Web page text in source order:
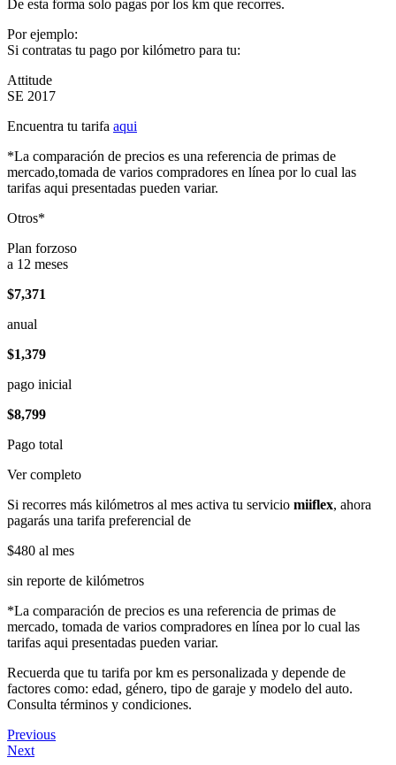
De esta forma solo pagas por los km que recorres.
Por ejemplo:
Si contratas tu pago por kilómetro para tu:
Attitude
SE 2017
Encuentra tu tarifa aqui
*La comparación de precios es una referencia de primas de
mercado,tomada de varios compradores en línea por lo cual las
tarifas aqui presentadas pueden variar.
Otros*
Plan forzoso
a 12 meses
$7,371
anual
$1,379
pago inicial
$8,799
Pago total
Ver completo
Si recorres más kilómetros al mes activa tu servicio miiflex, ahora
pagarás una tarifa preferencial de
$480 al mes
sin reporte de kilómetros
*La comparación de precios es una referencia de primas de
mercado, tomada de varios compradores en línea por lo cual las
tarifas aqui presentadas pueden variar.
Recuerda que tu tarifa por km es personalizada y depende de
factores como: edad, género, tipo de garaje y modelo del auto.
Consulta términos y condiciones.
Previous
Next